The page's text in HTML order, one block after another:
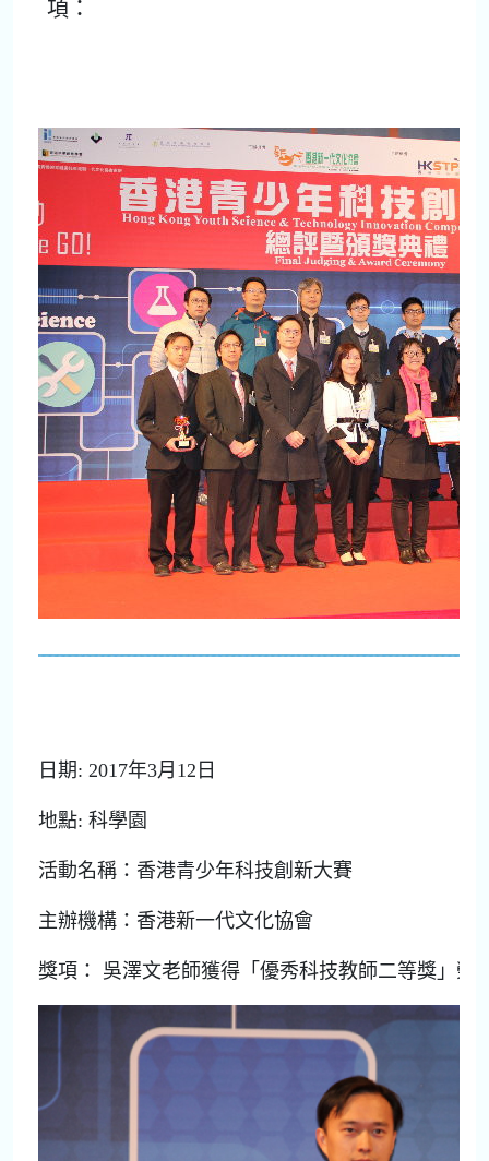
項：
日期: 2017年3月12日
地點: 科學園
活動名稱：香港青少年科技創新大賽
主辦機構：香港新一代文化協會
獎項： 吳澤文老師獲得「優秀科技教師二等獎」榮